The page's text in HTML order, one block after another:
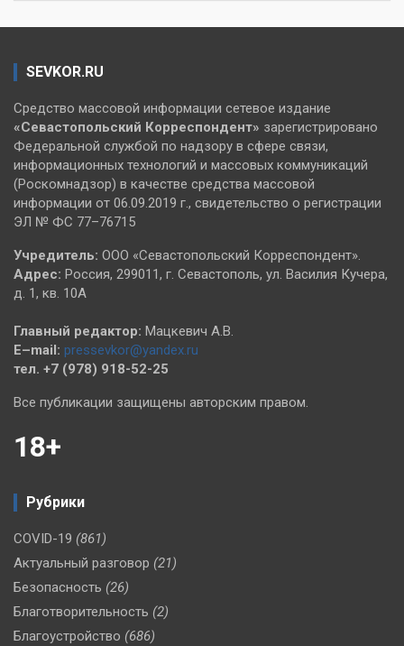
SEVKOR.RU
Средство массовой информации сетевое издание
«Севастопольский Корреспондент» зарегистрировано
Федеральной службой по надзору в сфере связи,
информационных технологий и массовых коммуникаций
(Роскомнадзор) в качестве средства массовой
информации от 06.09.2019 г., свидетельство о регистрации
ЭЛ № ФС 77–76715
Учредитель: ООО «Севастопольский Корреспондент».
Адрес: Россия, 299011, г. Севастополь, ул. Василия Кучера,
д. 1, кв. 10А
Главный редактор: Мацкевич А.В.
E–mail: pressevkor@yandex.ru
тел. +7 (978) 918-52-25
Все публикации защищены авторским правом.
18+
Рубрики
COVID-19 (861)
Актуальный разговор (21)
Безопасность (26)
Благотворительность (2)
Благоустройство (686)